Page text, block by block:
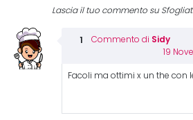
Lascia il tuo commento su
Commento di Sidy
19
Facoli ma ottimi x un the con